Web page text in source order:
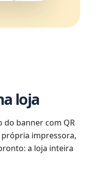
loja
do banner com QR
própria impressora,
a loja inteira